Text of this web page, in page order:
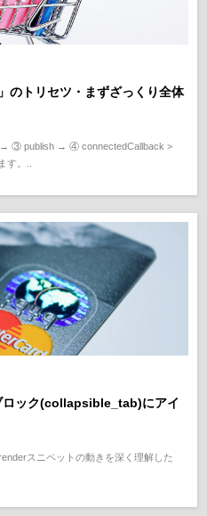
のトリセツ・まずざっくり全体
③ publish → ④ connectedCallback >
す。..
ロック(collapsible_tab)にアイ
スニペットの動きを深く理解した